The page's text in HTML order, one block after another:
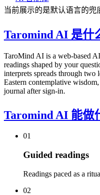
当前展示的是默认语言的兜
Taromind AI 是什
TaroMind AI is a web-based
readings shaped by your
interprets spreads through two
Eastern contemplative
journal after sign-in.
Taromind AI 能做
01
Guided readings
Readings paced as a
02